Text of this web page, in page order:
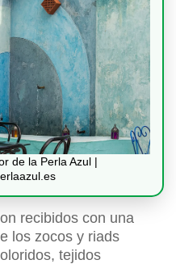
de la Perla Azul |
recibidos con una
los zocos y riads
tejidos